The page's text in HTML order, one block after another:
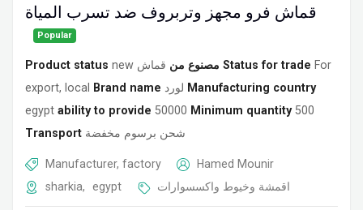
قماش فرو مجهز وتربروف ضد تسرب المياة
Popular
Product status new مصنوع من قماش Status for trade For
export, local
Brand name لورد Manufacturing country
egypt ability to provide 50000 Minimum quantity 500
Transport شحن برسوم مخفضة
Manufacturer, factory
Hamed Mounir
sharkia, egypt اقمشة وخيوط واكسسوارات